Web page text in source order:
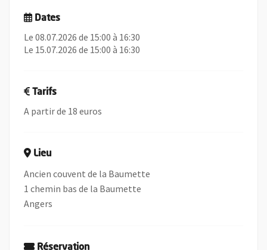
Dates
Le 08.07.2026 de 15:00 à 16:30
Le 15.07.2026 de 15:00 à 16:30
Tarifs
A partir de 18 euros
Lieu
Ancien couvent de la Baumette
1 chemin bas de la Baumette
Angers
Réservation